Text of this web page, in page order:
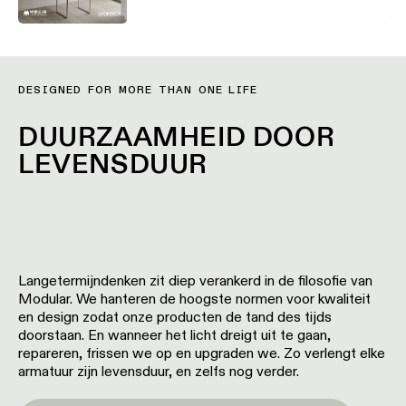
DUURZAAMHEID DOOR
LEVENSDUUR
DESIGNED FOR MORE THAN ONE LIFE
Langetermijndenken zit diep verankerd in de filosofie van
Modular. We hanteren de hoogste normen voor kwaliteit
en design zodat onze producten de tand des tijds
doorstaan. En wanneer het licht dreigt uit te gaan,
repareren, frissen we op en upgraden we. Zo verlengt elke
armatuur zijn levensduur, en zelfs nog verder.